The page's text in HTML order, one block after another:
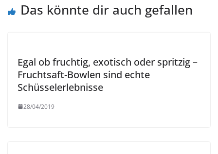
Das könnte dir auch gefallen
Egal ob fruchtig, exotisch oder spritzig –
Fruchtsaft-Bowlen sind echte
Schüsselerlebnisse
28/04/2019